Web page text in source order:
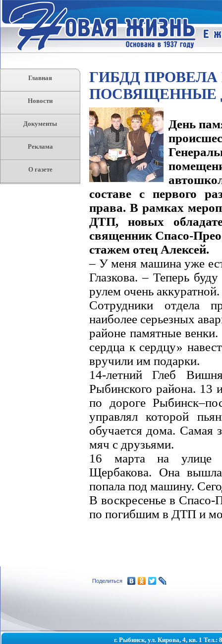
Главная
Новости
Документы
Реклама
О газете
ГИБДД
ПОСВЯЩЕННЫЕ
День
составе с первого
права. В рамках
ДТП, новых
священник Спасо-
стажем отец Алексей.
– У меня машина уже
Глазкова. – Теперь
рулем очень аккуратной.
Сотрудники отдела
наиболее серьезных
районе памятные
сердца к сердцу»
вручили им подарки.
14-летний Глеб
Рыбинского района. 13
по дороге
управлял которой
обучается дома. Самая
мяч с друзьями.
16 марта на улице
Щербакова. Она вышла
попала под машину.
В воскресенье в Спасо-
по погибшим в ДТП и
Поделиться
г. Рыбинск, ул. Кирова, 4, кв. 1 Тел.: